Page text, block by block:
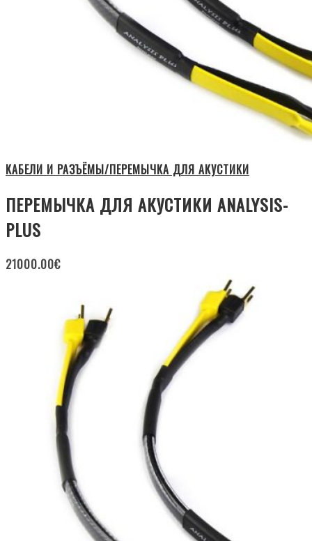
КАБЕЛИ И РАЗЪЁМЫ/ПЕРЕМЫЧКА ДЛЯ АКУСТИКИ
ПЕРЕМЫЧКА ДЛЯ АКУСТИКИ ANALYSIS-
PLUS
21000.00€